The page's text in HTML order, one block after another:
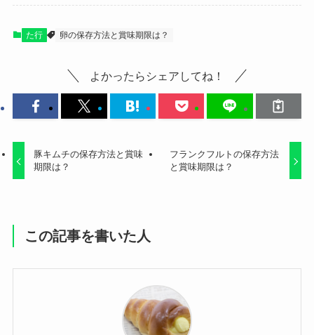
た行 卵の保存方法と賞味期限は？
よかったらシェアしてね！
豚キムチの保存方法と賞味
期限は？
フランクフルトの保存方法
と賞味期限は？
この記事を書いた人